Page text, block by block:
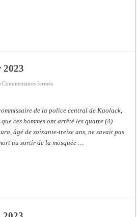
Commentaires ferméssur
13
février
2023
de la police central de Kaolack,
ces hommes ont arrêté les quatre (4)
âgé de soixante-treize ans, ne savait pas
au sortir de la mosquée …